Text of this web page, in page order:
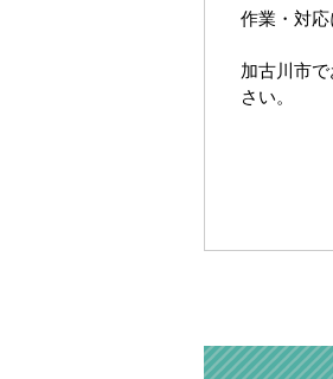
作業・対応
加古川市
さい。